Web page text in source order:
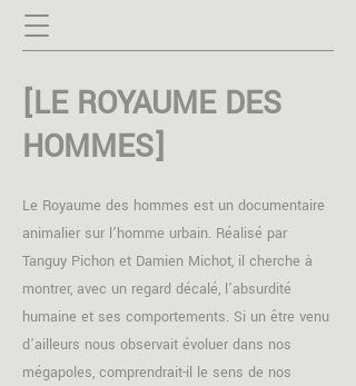
[LE ROYAUME DES
HOMMES]
Le Royaume des hommes est un documentaire
animalier sur l’homme urbain. Réalisé par
Tanguy Pichon et Damien Michot, il cherche à
montrer, avec un regard décalé, l’absurdité
humaine et ses comportements. Si un être venu
d’ailleurs nous observait évoluer dans nos
mégapoles, comprendrait-il le sens de nos